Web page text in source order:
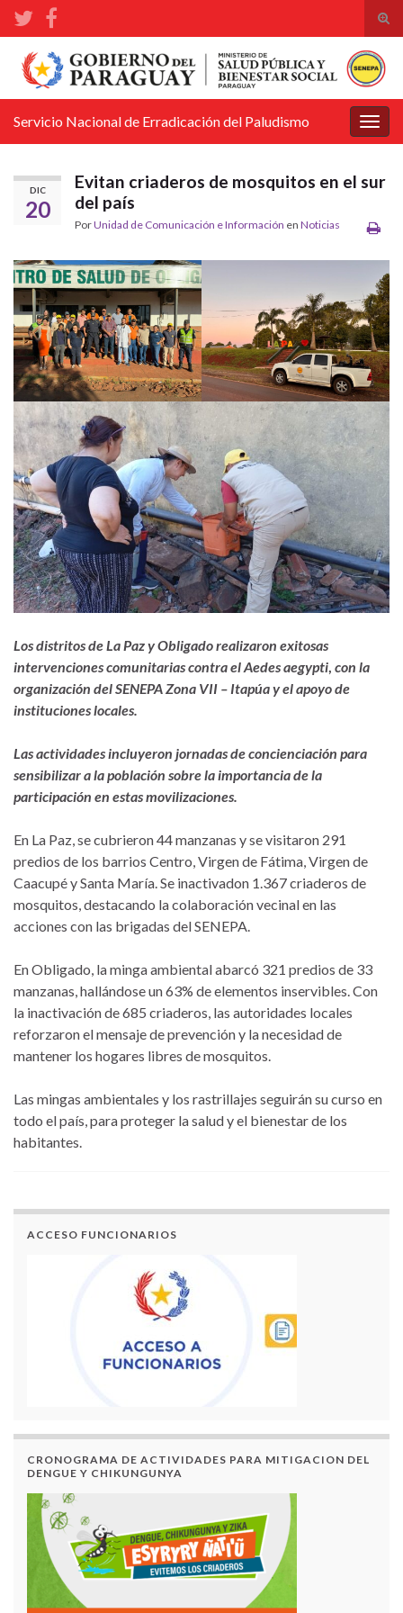
el
de
Search for:
la
Servicio Nacional de Erradicación del Paludismo
DIC
20
Evitan criaderos de mosquitos en el sur
del país
PorUnidad de Comunicación e Información en Noticias
Los distritos de La Paz y Obligado realizaron exitosas
intervenciones comunitarias contra el Aedes aegypti, con la
organización del SENEPA Zona VII – Itapúa y el apoyo de
instituciones locales.
Las actividades incluyeron jornadas de concienciación para
sensibilizar a la población sobre la importancia de la
participación en estas movilizaciones.
En La Paz, se cubrieron 44 manzanas y se visitaron 291
predios de los barrios Centro, Virgen de Fátima, Virgen de
Caacupé y Santa María. Se inactivadon 1.367 criaderos de
mosquitos, destacando la colaboración vecinal en las
acciones con las brigadas del SENEPA.
En Obligado, la minga ambiental abarcó 321 predios de 33
manzanas, hallándose un 63% de elementos inservibles. Con
la inactivación de 685 criaderos, las autoridades locales
reforzaron el mensaje de prevención y la necesidad de
mantener los hogares libres de mosquitos.
Las mingas ambientales y los rastrillajes seguirán su curso en
todo el país, para proteger la salud y el bienestar de los
habitantes.
ACCESO FUNCIONARIOS
CRONOGRAMA DE ACTIVIDADES PARA MITIGACION DEL
DENGUE Y CHIKUNGUNYA